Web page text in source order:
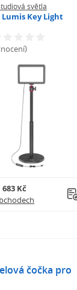
světla
Lumis Key Light
683 Kč
čočka pro